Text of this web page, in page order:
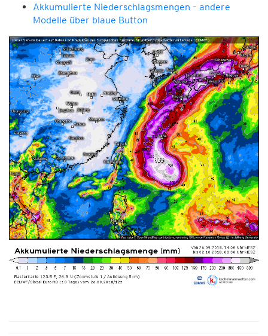
Akkumulierte Niederschlagsmengen – andere
Modelle über blaue Button